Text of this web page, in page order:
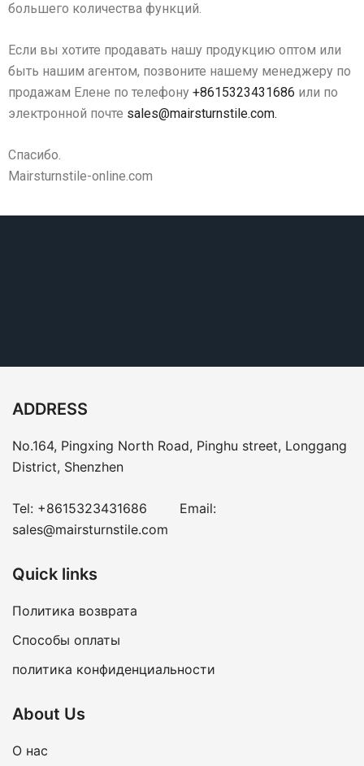
большего количества функций.
Если вы хотите продавать нашу продукцию оптом или
быть нашим агентом, позвоните нашему менеджеру по
продажам Елене по телефону +8615323431686 или по
электронной почте sales@mairsturnstile.com.
Спасибо.
Mairsturnstile-online.com
ADDRESS
No.164, Pingxing North Road, Pinghu street, Longgang
District, Shenzhen
Tel: +8615323431686 Email:
sales@mairsturnstile.com
Quick links
Политика возврата
Способы оплаты
политика конфиденциальности
About Us
О нас